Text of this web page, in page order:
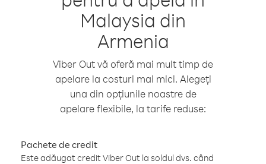
Malaysia din
Armenia
Viber Out vă oferă mai mult timp de
apelare la costuri mai mici. Alegeți
una din opțiunile noastre de
apelare flexibile, la tarife reduse:
Pachete de credit
Este adăugat credit Viber Out la soldul dvs. când